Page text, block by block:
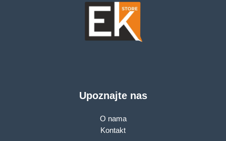
Upoznajte nas
O nama
Kontakt